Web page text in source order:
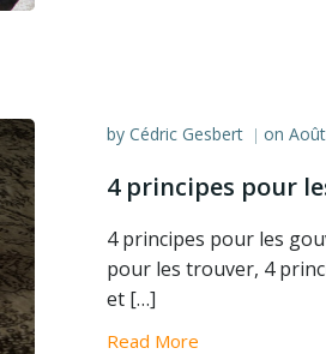
by Cédric Gesbert | on
4 principes pour
4 principes pour les
pour les trouver, 4
et […]
Read More